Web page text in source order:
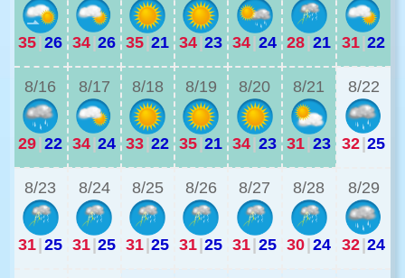
35|26 34|26 35|21 34|23 34|24 28|21 31|22
8/16
29|22
8/17
34|24
8/18
33|22
8/19
35|21
8/20
34|23
8/21
31|23
8/22
32|25
8/23
31|25
8/24
31|25
8/25
31|25
8/26
31|25
8/27
31|25
8/28
30|24
8/29
32|24